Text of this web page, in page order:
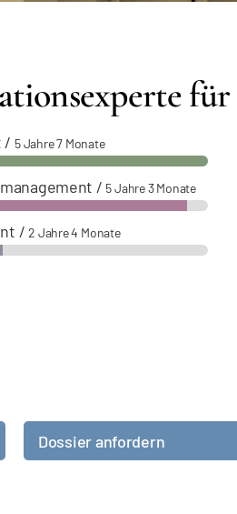
/ 5 Jahre 7 Monate
/ 5 Jahre 3 Monate
/2 Jahre 4 Monate
Dossier anfordern